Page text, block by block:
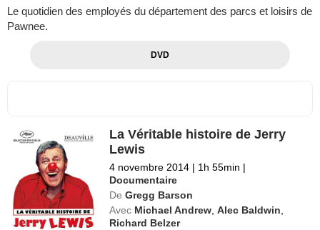
Le quotidien des employés du département des parcs et loisirs de
Pawnee.
DVD
La Véritable histoire de Jerry
Lewis
4 novembre 2014 | 1h 55min |
Documentaire
De Gregg Barson
Avec Michael Andrew ,Alec Baldwin
Richard Belzer